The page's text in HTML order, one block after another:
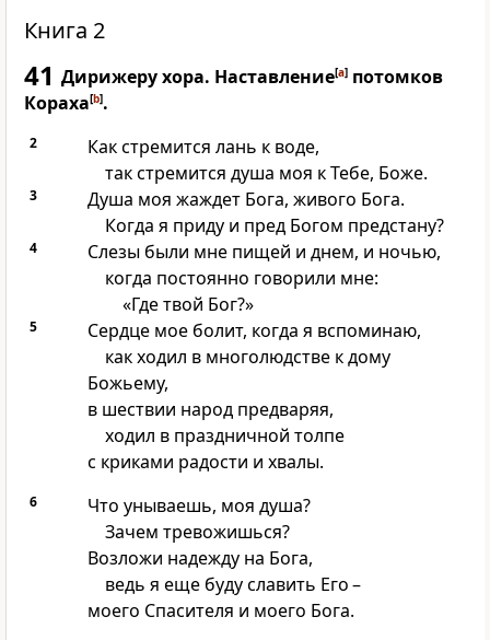
Книга 2
41 Дирижеру хора. Наставление[a] потомков
Кораха[b].
2
Как стремится лань к воде,
так стремится душа моя к Тебе, Боже.
3
Душа моя жаждет Бога, живого Бога.
Когда я приду и пред Богом предстану?
4
Слезы были мне пищей и днем, и ночью,
когда постоянно говорили мне:
«Где твой Бог?»
5
Сердце мое болит, когда я вспоминаю,
как ходил в многолюдстве к дому
Божьему,
в шествии народ предваряя,
ходил в праздничной толпе
с криками радости и хвалы.
6
Что унываешь, моя душа?
Зачем тревожишься?
Возложи надежду на Бога,
ведь я еще буду славить Его –
моего Спасителя и моего Бога.